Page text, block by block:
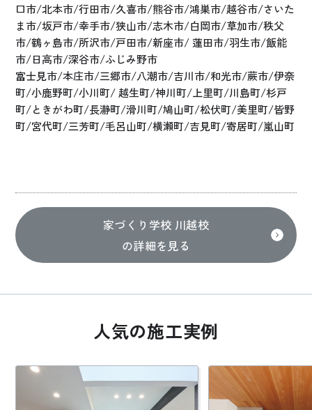
口市/北本市/行田市/久喜市/熊谷市/鴻巣市/越谷市/さいた
ま市/坂戸市/幸手市/狭山市/志木市/白岡市/草加市/秩父
市/鶴ヶ島市/所沢市/戸田市/新座市/ 蓮田市/羽生市/飯能
市/日高市/深谷市/ふじみ野市
富士見市/本庄市/三郷市/八潮市/吉川市/和光市/蕨市/伊奈
町/小鹿野町/小川町/ 越生町/神川町/上里町/川島町/杉戸
町/ときがわ町/長瀞町/滑川町/鳩山町/松伏町/美里町/皆野
町/宮代町/三芳町/毛呂山町/横瀬町/吉見町/寄居町/嵐山町
家づくり学校 川越校
の詳細を見る
人気の施工実例